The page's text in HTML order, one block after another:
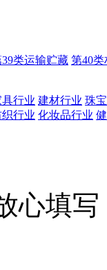
类运输贮藏 第40
行业 建材行业 珠
行业 化妆品行业
心填写